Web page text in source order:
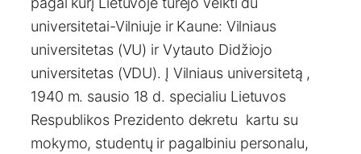
universitetai-Vilniuje ir Kaune: Vilniaus
universitetas (VU) ir Vytauto Didžiojo
universitetas (VDU). Į Vilniaus universitetą ,
1940 m. sausio 18 d. specialiu Lietuvos
Respublikos Prezidento dekretu kartu su
mokymo, studentų ir pagalbiniu personalu,